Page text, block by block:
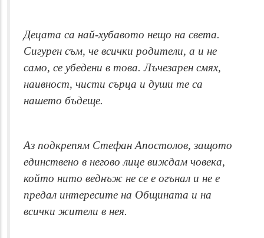
Децата са най-хубавото нещо на света.
Сигурен съм, че всички родители, а и не
само, се убедени в това. Лъчезарен смях,
наивност, чисти сърца и души те са
нашето бъдеще.
Аз подкрепям Стефан Апостолов, защото
единствено в негово лице виждам човека,
който нито веднъж не се е огънал и не е
предал интересите на Общината и на
всички жители в нея.